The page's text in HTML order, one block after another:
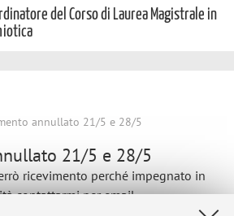
del Corso di Laurea Magistrale in
annullato 21/5 e 28/5
21/5 e 28/5
ricevimento perché impegnato in
contattarmi per email.